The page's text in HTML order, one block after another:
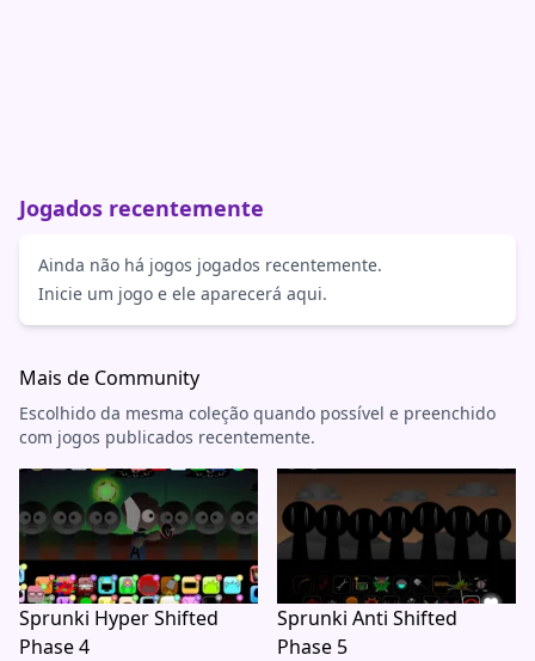
Jogados recentemente
Ainda não há jogos jogados recentemente.
Inicie um jogo e ele aparecerá aqui.
Mais de Community
Escolhido da mesma coleção quando possível e preenchido
com jogos publicados recentemente.
Sprunki Hyper Shifted
Phase 4
Sprunki Anti Shifted
Phase 5